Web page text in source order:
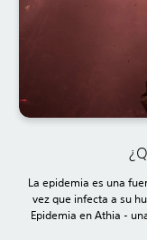
La epidemia es una
vez que infecta a su
Epidemia en Athia -